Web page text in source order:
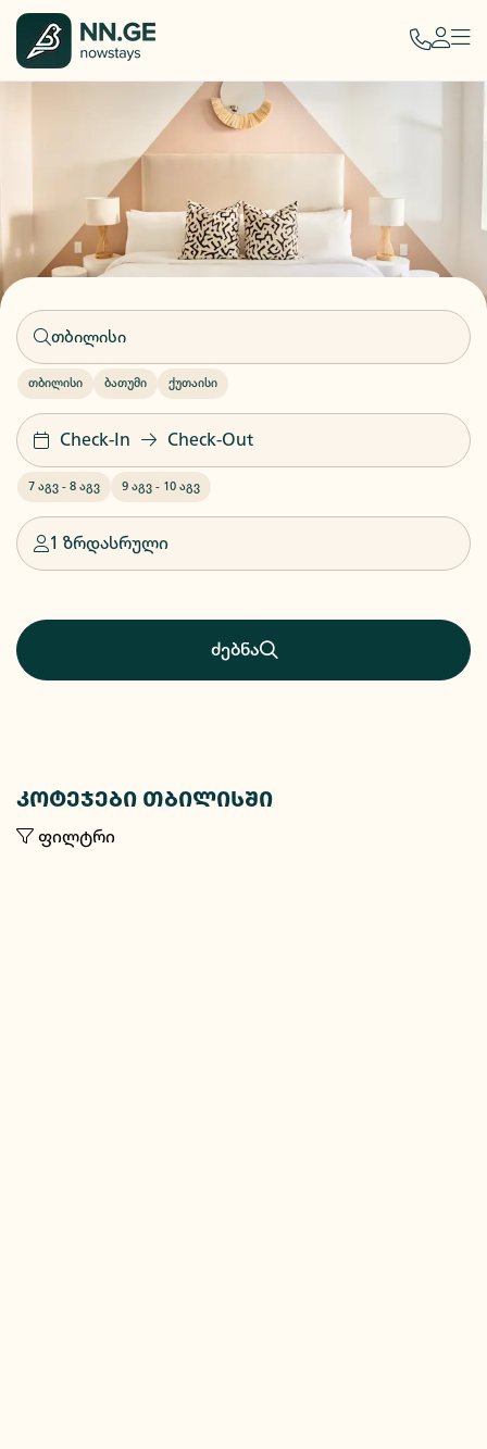
თბილისი ბათუმი ქუთაისი
Check-In Check-Out
7 აგვ - 8 აგვ 9 აგვ - 10 აგვ
1 ზრდასრული
ძებნა
კოტეჯები თბილისში
ფილტრი